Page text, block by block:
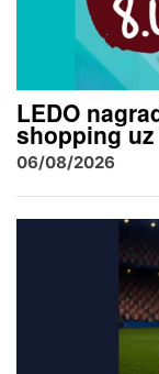
LEDO
shopping
06/08/2026